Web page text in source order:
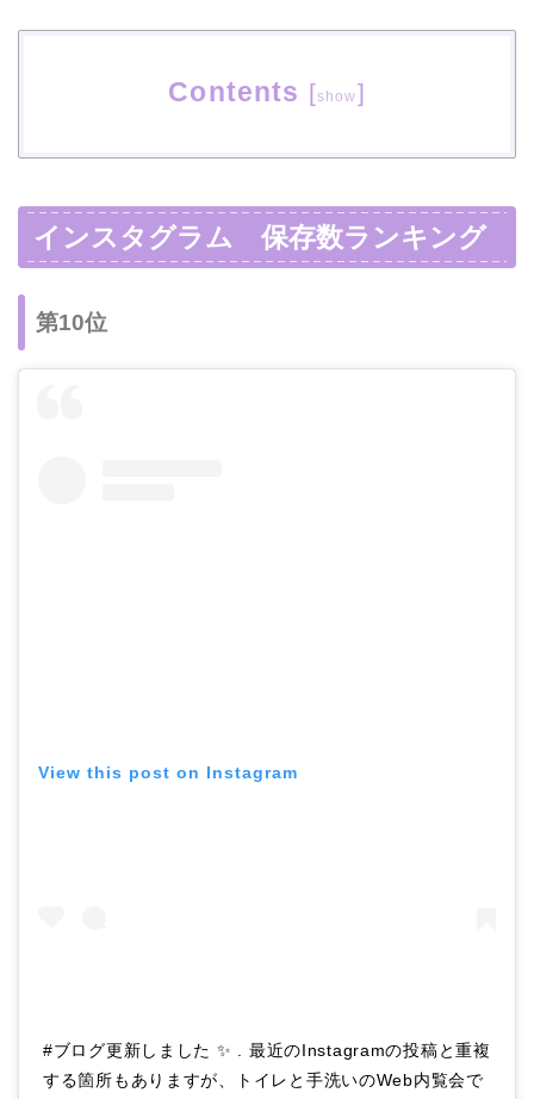
Contents [show]
インスタグラム 保存数ランキング
第10位
View this post on Instagram
#ブログ更新しました ✨ . 最近のInstagramの投稿と重複
する箇所もありますが、トイレと手洗いのWeb内覧会で